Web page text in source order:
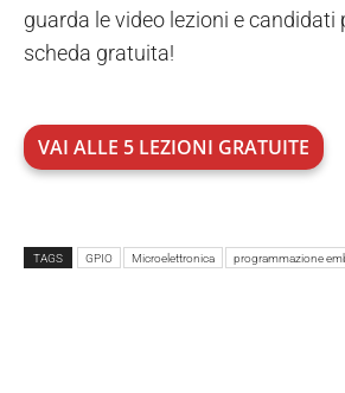
guarda le video lezioni e candidati
scheda gratuita!
VAI ALLE 5 LEZIONI GRATUITE
TAGS GPIO Microelettronica programmazione